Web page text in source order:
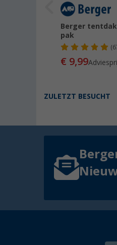
Berger
pak
€ 9,99
ZULETZT BESUCHT